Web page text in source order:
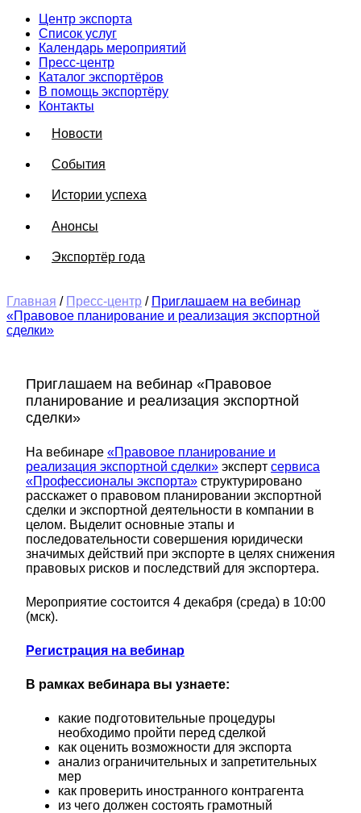
Центр экспорта
Список услуг
Календарь мероприятий
Пресс-центр
Каталог экспортёров
В помощь экспортёру
Контакты
Новости
События
Истории успеха
Анонсы
Экспортёр года
Главная / Пресс-центр / Приглашаем на вебинар
«Правовое планирование и реализация экспортной
сделки»
Приглашаем на вебинар «Правовое
планирование и реализация экспортной
сделки»
На вебинаре «Правовое планирование и
реализация экспортной сделки» эксперт сервиса
«Профессионалы экспорта» структурировано
расскажет о правовом планировании экспортной
сделки и экспортной деятельности в компании в
целом. Выделит основные этапы и
последовательности совершения юридически
значимых действий при экспорте в целях снижения
правовых рисков и последствий для экспортера.
Мероприятие состоится 4 декабря (среда) в 10:00
(мск).
Регистрация на вебинар
В рамках вебинара вы узнаете:
какие подготовительные процедуры
необходимо пройти перед сделкой
как оценить возможности для экспорта
анализ ограничительных и запретительных
мер
как проверить иностранного контрагента
из чего должен состоять грамотный